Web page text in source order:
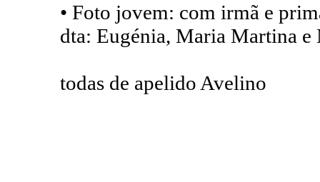
• Foto jovem: com irmã e
dta: Eugénia, Maria Martina e
todas de apelido Avelino